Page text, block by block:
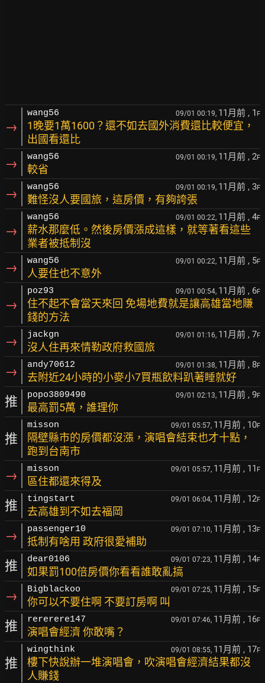
→
wang56 09/01 00:19, 11月前 , 1 F
1晚要1萬1600？還不如去國外消費還比較便宜，
出國看還比
→ wang56 09/01 00:19, 11月前 , 2F
較省
→ wang56 09/01 00:19, 11月前 , 3F
難怪沒人要國旅，這房價，有夠誇張
→
wang56 09/01 00:22, 11月前 , 4F
薪水那麼低。然後房價漲成這樣，就等著看這些
業者被抵制沒
→ wang56 09/01 00:22, 11月前 , 5F
人要住也不意外
→
poz93 09/01 00:54, 11月前 , 6F
住不起不會當天來回 免場地費就是讓高雄當地賺
錢的方法
→ jackgn 09/01 01:16, 11月前 , 7F
沒人住再來情勒政府救國旅
→ andy70612 09/01 01:38, 11月前 , 8F
去附近24小時的小麥小7買瓶飲料趴著睡就好
推 popo3809490 09/01 02:13, 11月前 , 9F
最高罰5萬，誰理你
推
misson 09/01 05:57, 11月前 , 10F
隔壁縣市的房價都沒漲，演唱會結束也才十點，
跑到台南市
→ misson 09/01 05:57, 11月前 , 11 F
區住都還來得及
推 tingstart 09/01 06:04, 11月前 , 12F
去高雄到不如去福岡
→ passenger10 09/01 07:10, 11月前 , 13F
抵制有啥用 政府很愛補助
推 dear0106 09/01 07:23, 11月前 , 14F
如果罰100倍房價你看看誰敢亂搞
→ Bigblackoo 09/01 07:25, 11月前 , 15F
你可以不要住啊 不要訂房啊 叫
推 rererere147 09/01 07:46, 11月前 , 16F
演唱會經濟 你敢嘴？
推
wingthink 09/01 08:55, 11月前 , 17F
樓下快說辦一堆演唱會，吹演唱會經濟結果都沒
人賺錢